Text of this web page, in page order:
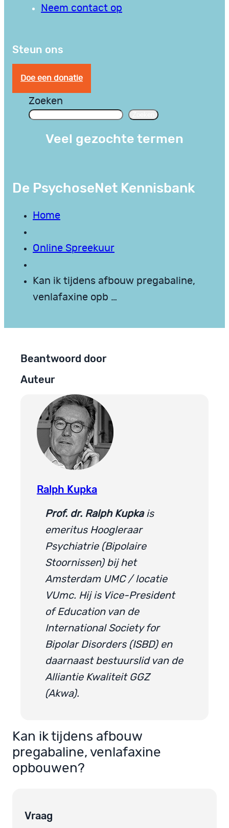
Neem contact op
Steun ons
Doe een donatie
Zoeken
Veel gezochte termen
De PsychoseNet Kennisbank
Home
Online Spreekuur
Kan ik tijdens afbouw pregabaline,
venlafaxine opb …
Beantwoord door
Auteur
Ralph Kupka
Prof. dr. Ralph Kupkais
emeritus Hoogleraar
Psychiatrie (Bipolaire
Stoornissen) bij het
Amsterdam UMC / locatie
VUmc. Hij is Vice-President
of Education van de
International Society for
Bipolar Disorders (ISBD) en
daarnaast bestuurslid van de
Alliantie Kwaliteit GGZ
(Akwa).
Kan ik tijdens afbouw
pregabaline, venlafaxine
opbouwen?
Vraag